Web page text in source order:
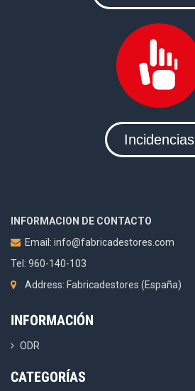
Incidencias
INFORMACION DE CONTACTO
Email: info@fabricadestores.com
Tel: 960-140-103
Address: Fabricadestores (España)
INFORMACIÓN
ODR
CATEGORÍAS